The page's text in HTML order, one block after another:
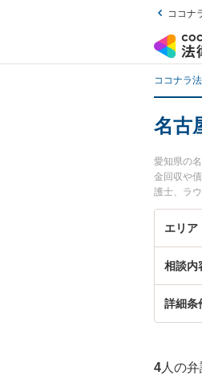
ココナ
ココナラ
名古
愛知県の
金回収や
護士、ラ
の債権回
債権回収
エリア
相談内
詳細条
4 人の